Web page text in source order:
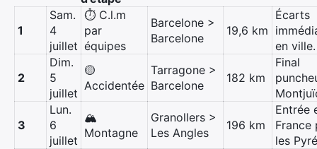
1
Sam.
4
juillet
⏱️ C.l.m
par
équipes
Barcelone >
Barcelone
19,6 km
Écarts
en ville.
2
Dim.
5
juillet
🟡
Accidentée
Tarragone >
Barcelone
182 km
Final
3
Lun.
6
juillet
🏔️
Montagne
Granollers >
Les Angles
196 km
Entrée
France
les